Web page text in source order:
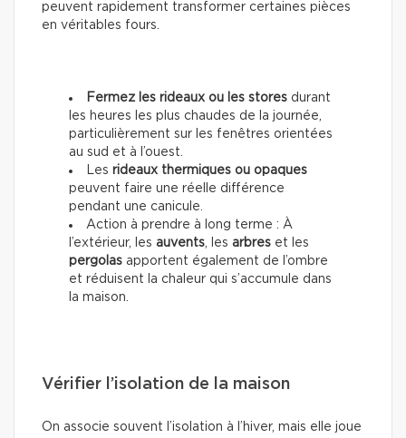
peuvent rapidement transformer certaines pièces
en véritables fours.
Fermez les rideaux ou les stores durant
les heures les plus chaudes de la journée,
particulièrement sur les fenêtres orientées
au sud et à l’ouest.
Les rideaux thermiques ou opaques
peuvent faire une réelle différence
pendant une canicule.
Action à prendre à long terme : À
l’extérieur, les auvents, les arbres et les
pergolas apportent également de l’ombre
et réduisent la chaleur qui s’accumule dans
la maison.
Vérifier l’isolation de la maison
On associe souvent l’isolation à l’hiver, mais elle joue